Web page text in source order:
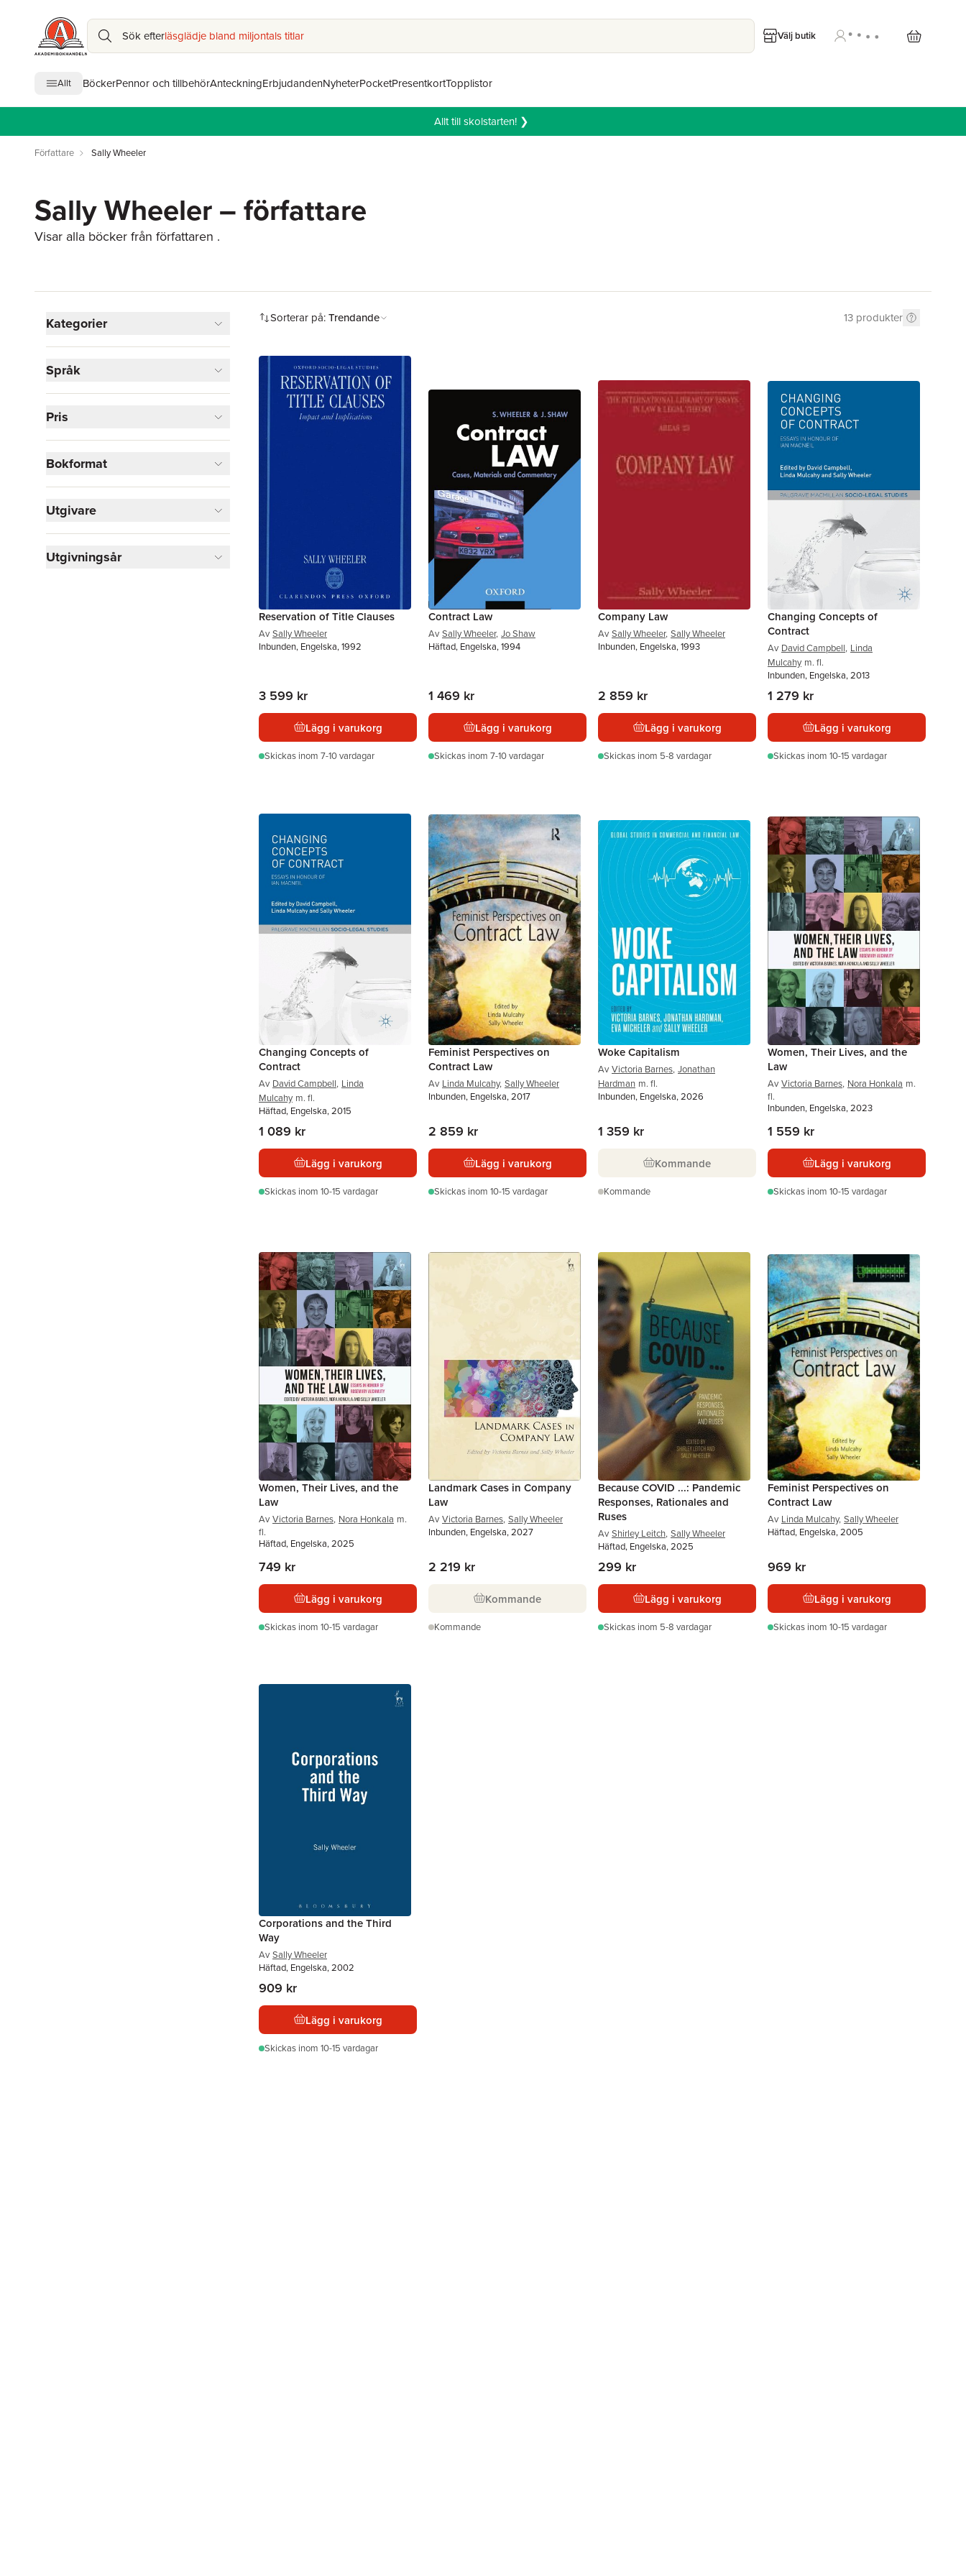
Sök efterläsglädje bland miljontals titlar Välj butik
Allt BöckerPennor och tillbehörAnteckningErbjudandenNyheterPocketPresentkortTopplistor
Allt till skolstarten! ❯
Författare Sally Wheeler
Sally Wheeler – författare
Visar alla böcker från författaren .
Kategorier
Juridik
12
Samhälle och politik
6
Ekonomi och Ledarskap
Visa fler
Språk
Pris
Bokformat
Utgivare
Utgivningsår
Sorterar på:Trendande 13 produkter
Reservation of Title Clauses
Av Sally Wheeler
Inbunden, Engelska, 1992
3 599 kr
Lägg i varukorg
Skickas inom 7-10 vardagar
Contract Law
Av Sally Wheeler, Jo Shaw
Häftad, Engelska, 1994
1 469 kr
Lägg i varukorg
Skickas inom 7-10 vardagar
Company Law
Av Sally Wheeler, Sally Wheeler
Inbunden, Engelska, 1993
2 859 kr
Lägg i varukorg
Skickas inom 5-8 vardagar
Changing Concepts of
Contract
Av David Campbell, Linda
Mulcahy m. fl.
Inbunden, Engelska, 2013
1 279 kr
Lägg i varukorg
Skickas inom 10-15 vardagar
Changing Concepts of
Contract
Av David Campbell, Linda
Mulcahy m. fl.
Häftad, Engelska, 2015
1 089 kr
Lägg i varukorg
Skickas inom 10-15 vardagar
Feminist Perspectives on
Contract Law
Av Linda Mulcahy, Sally Wheeler
Inbunden, Engelska, 2017
2 859 kr
Lägg i varukorg
Skickas inom 10-15 vardagar
Woke Capitalism
Av Victoria Barnes, Jonathan
Hardman m. fl.
Inbunden, Engelska, 2026
1 359 kr
Kommande
Kommande
Women, Their Lives, and the
Law
Av Victoria Barnes, Nora Honkala m.
fl.
Inbunden, Engelska, 2023
1 559 kr
Lägg i varukorg
Skickas inom 10-15 vardagar
Women, Their Lives, and the
Law
Av Victoria Barnes, Nora Honkala m.
fl.
Häftad, Engelska, 2025
749 kr
Lägg i varukorg
Skickas inom 10-15 vardagar
Landmark Cases in Company
Law
Av Victoria Barnes, Sally Wheeler
Inbunden, Engelska, 2027
2 219 kr
Kommande
Kommande
Because COVID ...: Pandemic
Responses, Rationales and
Ruses
Av Shirley Leitch, Sally Wheeler
Häftad, Engelska, 2025
299 kr
Lägg i varukorg
Skickas inom 5-8 vardagar
Feminist Perspectives on
Contract Law
Av Linda Mulcahy, Sally Wheeler
Häftad, Engelska, 2005
969 kr
Lägg i varukorg
Skickas inom 10-15 vardagar
Corporations and the Third
Way
Av Sally Wheeler
Häftad, Engelska, 2002
909 kr
Lägg i varukorg
Skickas inom 10-15 vardagar